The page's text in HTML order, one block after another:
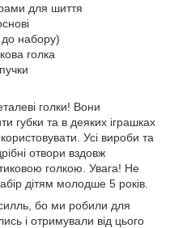
для шиття
до набору)
голка
голки! Вони
губки та в деяких іграшках
Усі вироби та
отвори вздовж
голкою. Увага! Не
дітям молодше 5 років.
бо ми робили для
і отримували від цього